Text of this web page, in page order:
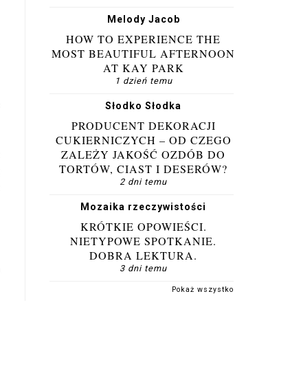
Melody Jacob
HOW TO EXPERIENCE THE
MOST BEAUTIFUL AFTERNOON
AT KAY PARK
1 dzień temu
Słodko Słodka
PRODUCENT DEKORACJI
CUKIERNICZYCH – OD CZEGO
ZALEŻY JAKOŚĆ OZDÓB DO
TORTÓW, CIAST I DESERÓW?
2 dni temu
Mozaika rzeczywistości
KRÓTKIE OPOWIEŚCI.
NIETYPOWE SPOTKANIE.
DOBRA LEKTURA.
3 dni temu
Pokaż wszystko